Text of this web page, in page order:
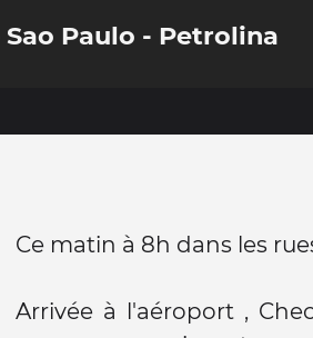
Paulo - Petrolina
Ce matin à 8h dans les
Arrivée à l'aéroport ,